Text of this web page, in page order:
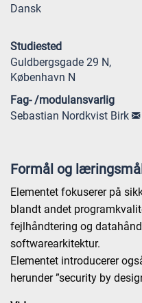
Dansk
Studiested
Guldbergsgade 29 N,
København N
Fag- /modulansvarlig
Sebastian Nordkvist Birk
Formål og
Elementet fokuserer på
blandt andet
fejlhåndtering og
softwarearkitektur.
Elementet introducerer
herunder ”security by